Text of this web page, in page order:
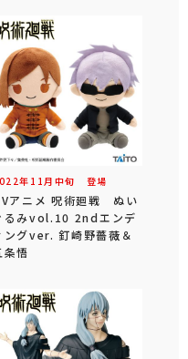
年 11 月 中旬 登場
アニメ 呪術廻戦 ぬい
るみvol.10 2ndエンデ
ングver. 釘崎野薔薇＆
条悟